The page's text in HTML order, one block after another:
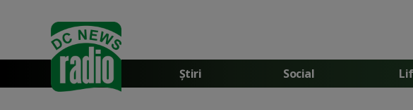
Știri Social